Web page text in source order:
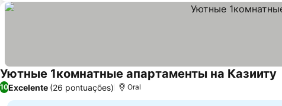
Уютные 1комнатные апартаменты на Казииту
10Excelente (26 pontuações) Oral